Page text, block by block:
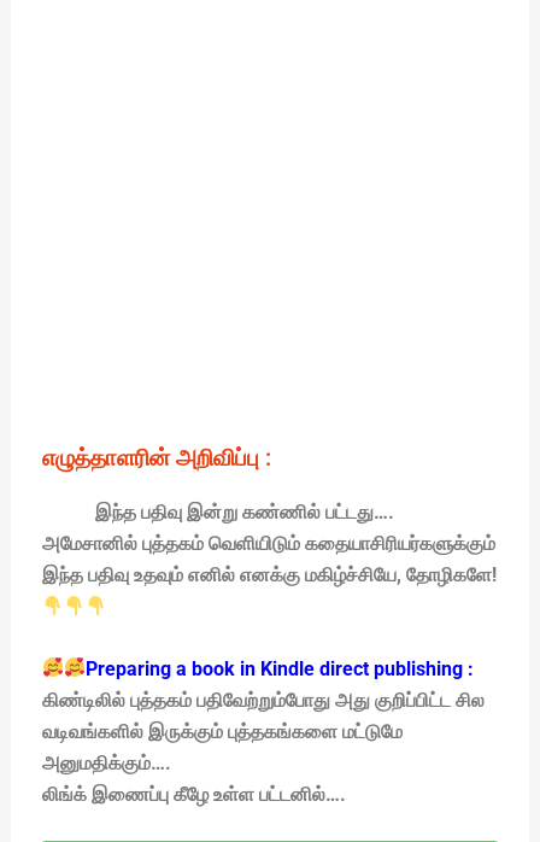
எழுத்தாளரின் அறிவிப்பு :
இந்த பதிவு இன்று கண்ணில் பட்டது….
அமேசானில் புத்தகம் வெளியிடும் கதையாசிரியர்களுக்கும்
இந்த பதிவு உதவும் எனில் எனக்கு மகிழ்ச்சியே, தோழிகளே!
Preparing a book in Kindle direct publishing :
கிண்டிலில் புத்தகம் பதிவேற்றும்போது அது குறிப்பிட்ட சில
வடிவங்களில் இருக்கும் புத்தகங்களை மட்டுமே
அனுமதிக்கும்….
லிங்க் இணைப்பு கீழே உள்ள பட்டனில்….